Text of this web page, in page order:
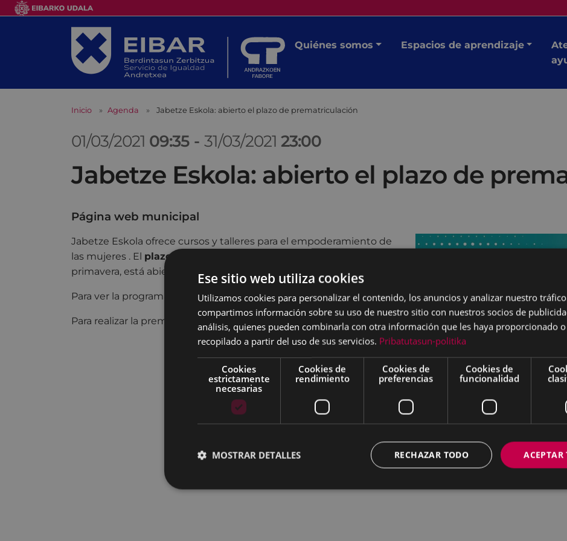
Quiénes somos Espacios de aprendizaje
Inicio Agenda Jabetze Eskola: abierto el plazo de prematriculación
01/03/2021 09:35 - 31/03/2021 23:00
Jabetze Eskola: abierto el plazo de
Página web municipal
Jabetze Eskola ofrece cursos y talleres para el empoderamiento de
las mujeres . El plazo para la inscripción de las prematrículas
primavera, está abierto y
se cerrará el 31 de marzo de 2021
Para ver la programación PULSA AQUÍ.
Para realizar la prematrícula PULSA AQUÍ
Ese sitio web utiliza cookies
Utilizamos cookies para personalizar el contenido, los anuncios y analizar nuestro
compartimos información sobre su uso de nuestro sitio con nuestros socios de
análisis, quienes pueden combinarla con otra información que les haya proporcionado
recopilado a partir del uso de sus servicios. Pribatutasun-politika
Cookies
estrictamente
necesarias
Cookies de
rendimiento
Cookies de
preferencias
Cookies de
funcionalidad
ACEPTAR
RECHAZAR TODO
MOSTRAR DETALLES